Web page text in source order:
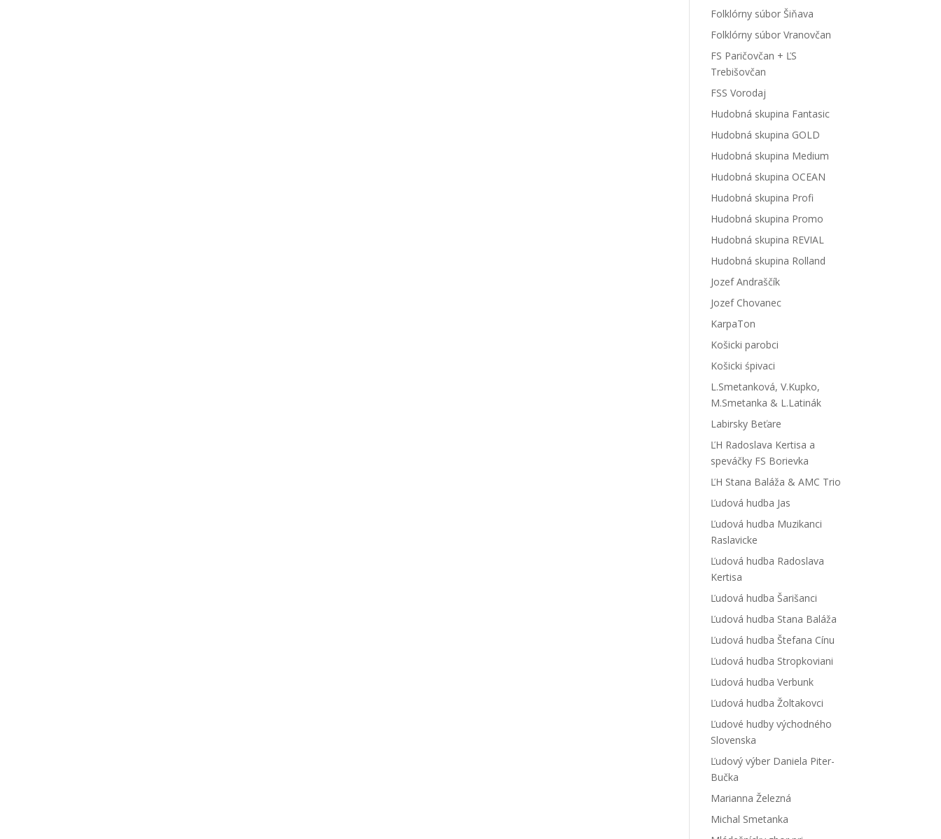
Folklórny súbor Šiňava
Folklórny súbor Vranovčan
FS Paričovčan + ĽS
Trebišovčan
FSS Vorodaj
Hudobná skupina Fantasic
Hudobná skupina GOLD
Hudobná skupina Medium
Hudobná skupina OCEAN
Hudobná skupina Profi
Hudobná skupina Promo
Hudobná skupina REVIAL
Hudobná skupina Rolland
Jozef Andraščík
Jozef Chovanec
KarpaTon
Košicki parobci
Košicki śpivaci
L.Smetanková, V.Kupko,
M.Smetanka & L.Latinák
Labirsky Beťare
ĽH Radoslava Kertisa a
speváčky FS Borievka
ĽH Stana Baláža & AMC Trio
Ľudová hudba Jas
Ľudová hudba Muzikanci
Raslavicke
Ľudová hudba Radoslava
Kertisa
Ľudová hudba Šarišanci
Ľudová hudba Stana Baláža
Ľudová hudba Štefana Cínu
Ľudová hudba Stropkoviani
Ľudová hudba Verbunk
Ľudová hudba Žoltakovci
Ľudové hudby východného
Slovenska
Ľudový výber Daniela Piter-
Bučka
Marianna Železná
Michal Smetanka